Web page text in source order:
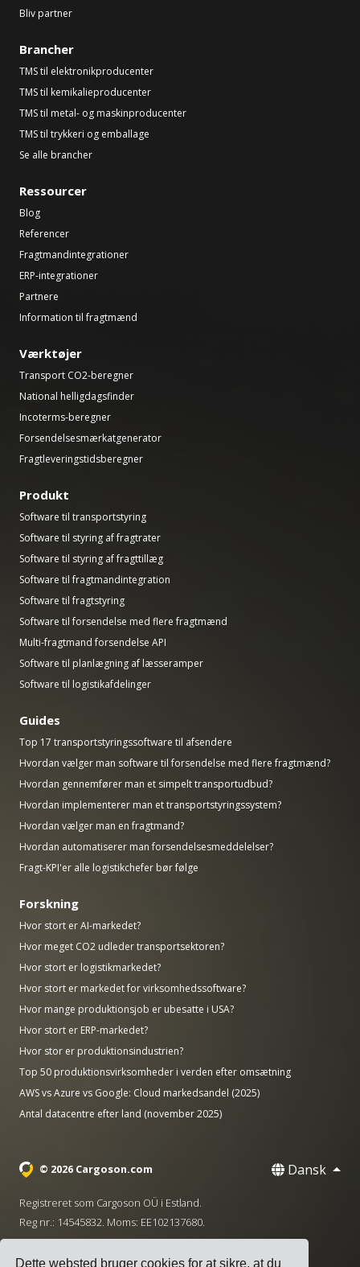
Dette websted bruger cookies for at sikre, at du
Bliv partner
Brancher
TMS til elektronikproducenter
TMS til kemikalieproducenter
TMS til metal- og maskinproducenter
TMS til trykkeri og emballage
Se alle brancher
Ressourcer
Blog
Referencer
Fragtmandintegrationer
ERP-integrationer
Partnere
Information til fragtmænd
Værktøjer
Transport CO2-beregner
National helligdagsfinder
Incoterms-beregner
Forsendelsesmærkatgenerator
Fragtleveringstidsberegner
Produkt
Software til transportstyring
Software til styring af fragtrater
Software til styring af fragttillæg
Software til fragtmandintegration
Software til fragtstyring
Software til forsendelse med flere fragtmænd
Multi-fragtmand forsendelse API
Software til planlægning af læsseramper
Software til logistikafdelinger
Guides
Top 17 transportstyringssoftware til afsendere
Hvordan vælger man software til forsendelse med flere fragtmænd?
Hvordan gennemfører man et simpelt transportudbud?
Hvordan implementerer man et transportstyringssystem?
Hvordan vælger man en fragtmand?
Hvordan automatiserer man forsendelsesmeddelelser?
Fragt-KPI'er alle logistikchefer bør følge
Forskning
Hvor stort er AI-markedet?
Hvor meget CO2 udleder transportsektoren?
Hvor stort er logistikmarkedet?
Hvor stort er markedet for virksomhedssoftware?
Hvor mange produktionsjob er ubesatte i USA?
Hvor stort er ERP-markedet?
Hvor stor er produktionsindustrien?
Top 50 produktionsvirksomheder i verden efter omsætning
AWS vs Azure vs Google: Cloud markedsandel (2025)
Antal datacentre efter land (november 2025)
© 2026 Cargoson.com Dansk
Registreret som Cargoson OÜ i Estland.
Reg nr.: 14545832. Moms: EE102137680.